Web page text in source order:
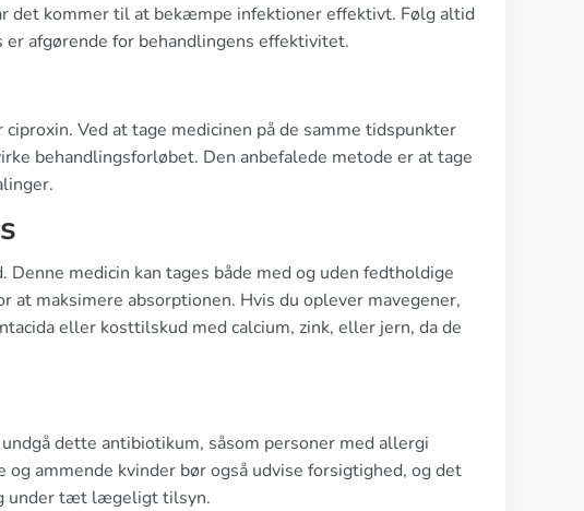
det kommer til at bekæmpe infektioner effektivt. Følg altid
afgørende for behandlingens effektivitet.
Ved at tage medicinen på de samme tidspunkter
behandlingsforløbet. Den anbefalede metode er at tage
medicin kan tages både med og uden fedtholdige
at maksimere absorptionen. Hvis du oplever mavegener,
eller kosttilskud med calcium, zink, eller jern, da de
dette antibiotikum, såsom personer med allergi
ammende kvinder bør også udvise forsigtighed, og det
under tæt lægeligt tilsyn.